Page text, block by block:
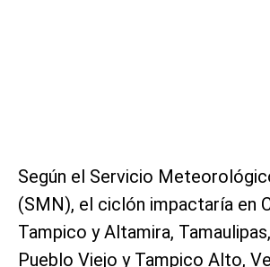
Según el Servicio
(SMN), el ciclón impactaría en
Tampico y Altamira,
Pueblo Viejo y Tampico Alto,